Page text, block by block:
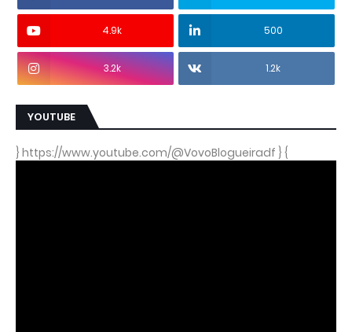
4.9k 500
3.2k 1.2k
YOUTUBE
} https://www.youtube.com/@VovoBlogueiradf } {